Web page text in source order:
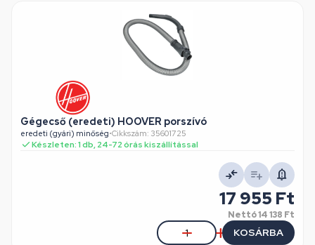
Gégecső (eredeti) HOOVER porszívó
eredeti (gyári) minőség•Cikkszám: 35601725
Készleten: 1 db, 24-72 órás kiszállítással
17 955 Ft
Nettó14 138 Ft
KOSÁRBA